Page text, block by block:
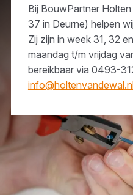
Installatie
Bij BouwPartner
37 in Deurne) helpen
Zij zijn in week 31, 32
maandag t/m vrijdag
bereikbaar via 0493-